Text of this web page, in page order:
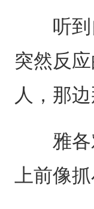
听到自
突然反
人，那
雅各对
上前像